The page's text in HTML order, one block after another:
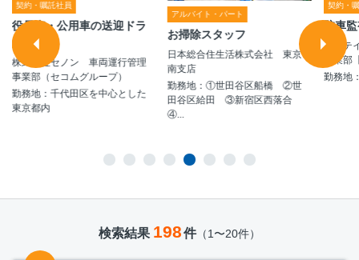
契約・嘱託社員
役員車・公用車の送迎ドラ
イバー
株式会社セノン 車両運行管理
事業部（セコムグループ）
勤務地：千代田区を中心とした
東京都内
アルバイト・パート
お掃除スタッフ
日本総合住生活株式会社 東京
南支店
勤務地：①世田谷区船橋 ②世
田谷区給田 ③新宿区西落合
④...
契約・
駐車
シンテ
事業
勤務地
検索結果 198件（1〜20件）